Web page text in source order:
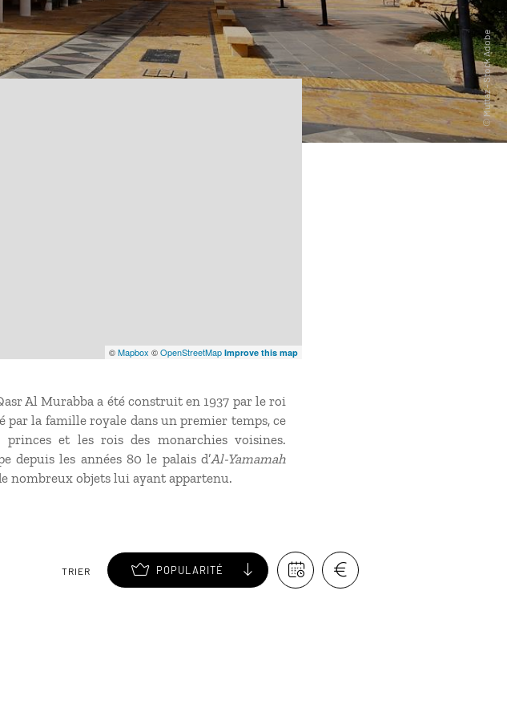
©Mapbox ©OpenStreetMap Improve this map
Al Murabba a été construit en 1937 par le roi
par la famille royale dans un premier temps, ce
et les rois des monarchies voisines.
depuis les années 80 le palais d’Al-Yamamah
nombreux objets lui ayant appartenu.
TRIER POPULARITÉ